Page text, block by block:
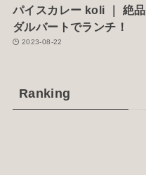
パイスカレー koli ｜ 絶品
ダルバートでランチ！
2023-08-22
Ranking